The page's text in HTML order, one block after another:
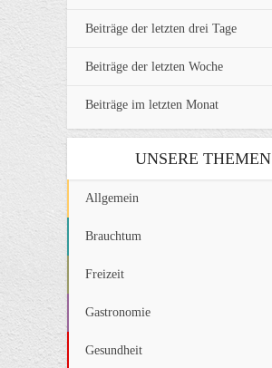
Beiträge der letzten drei Tage
Beiträge der letzten Woche
Beiträge im letzten Monat
UNSERE THEMEN
Allgemein
Brauchtum
Freizeit
Gastronomie
Gesundheit